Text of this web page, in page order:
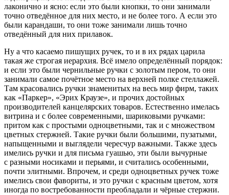
лаконично и ясно: если это были кнопки, то они занимали
точно отведённое для них место, и не более того. А если это
были карандаши, то они тоже занимали лишь точно
отведённый для них прилавок.
Ну а что касаемо пишущих ручек, то и в их рядах царила
такая же строгая иерархия. Всё имело определённый порядок:
и если это были чернильные ручки с золотым пером, то они
занимали самое почётное место на верхней полке стеллажей.
Там красовались ручки знаменитых на весь мир фирм, таких
как «Паркер», «Эрих Краузе», и прочих достойных
производителей канцелярских товаров. Естественно имелась
витрина и с более современными, шариковыми ручками:
притом как с простыми одноцветными, так и с множеством
цветных стержней. Такие ручки были большими, пузатыми,
напыщенными и выглядели чересчур важными. Также здесь
имелись ручки и для письма гуашью, эти были вычурные
с разными носиками и перьями, и считались особенными,
почти элитными. Впрочем, и среди одноцветных ручек тоже
имелись свои фавориты, и это ручки с красным цветом, хотя
иногда по востребованности преобладали и чёрные стержни.